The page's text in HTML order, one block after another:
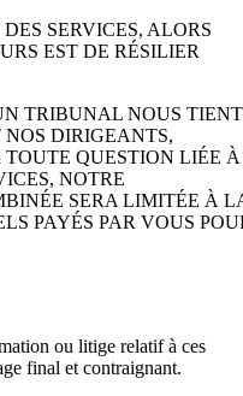
SERVICES, ALORS
EST DE RÉSILIER
TRIBUNAL NOUS TIENT
DIRIGEANTS,
TOUTE QUESTION LIÉE À
NOTRE
SERA LIMITÉE À
PAYÉS PAR VOUS
ou litige relatif à ces
final et contraignant.